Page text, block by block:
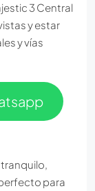
3 Central
y estar
y vías
para